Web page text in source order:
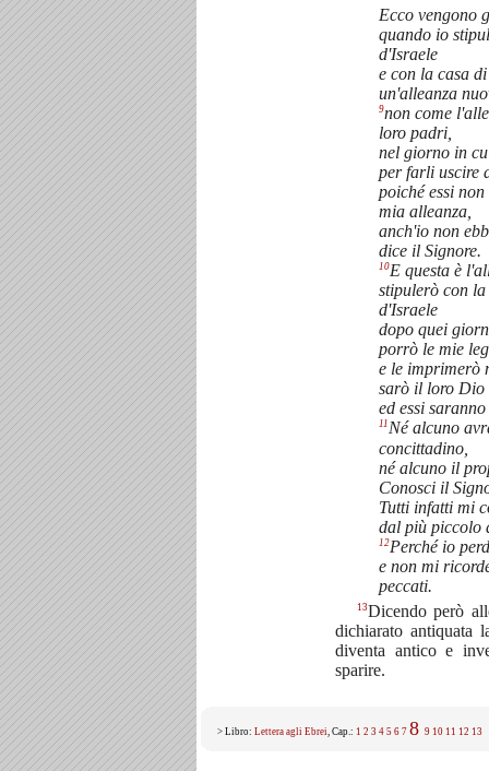
Ecco vengono
quando io
d'Israele
e con la casa
un'alleanza
9non come
loro padri,
nel giorno in
per farli uscire
poiché essi
mia alleanza,
anch'io non
dice il Signore.
10E questa è
stipulerò con la
d'Israele
dopo quei
porrò le mie
e le imprimerò
sarò il loro Dio
ed essi
11Né alcuno
concittadino,
né alcuno il
Conosci il
Tutti infatti mi
dal più piccolo
12Perché io
e non mi
peccati.
13Dicendo però
dichiarato antiquata
diventa antico e
sparire.
> Libro: Lettera agli Ebrei, Cap.: 1 2 3 4 5 6 7 8 9 10 11 12 13